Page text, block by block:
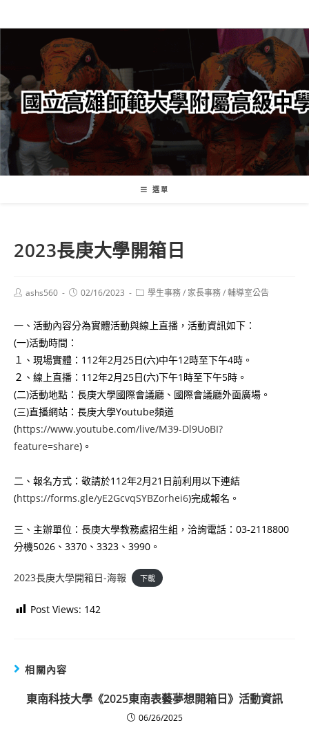
轉
要
內
容
選單
2023長庚大學開箱日
Postashs560
Post02/16/2023
Post學生事務/ 家長事務/輔導室公告
一、活動內容分為實體活動與線上直播，活動資訊如下：
(一)活動時間：
１、現場實體：112年2月25日(六)中午12時至下午4時。
２、線上直播：112年2月25日(六)下午1時至下午5時。
(二)活動地點：長庚大學國際會議廳、國際會議廳外面廣場。
(三)直播網站：長庚大學Youtube頻道
(https://www.youtube.com/live/M39-Dl9UoBI?
feature=share)。
二、報名方式：敬請於112年2月21日前利用以下連結
(https://forms.gle/yE2GcvqSYBZorhei6)完成報名。
三、主辦單位：長庚大學教務處招生組，洽詢電話：03-2118800
分機5026、3370、3323、3990。
2023長庚大學開箱日-海報 下載
Post Views: 142
相關內容
東南科技大學《2025東南表藝夢想開箱日》活動資訊
06/26/2025